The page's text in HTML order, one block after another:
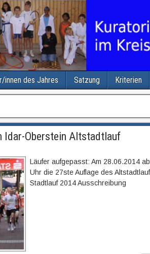
innen des Jahres Satzung Kriterien
Idar-Oberstein Altstadtlauf
Läufer aufgepasst: Am 28.06.2014
Uhr die 27ste Auflage des
Stadtlauf 2014 Ausschreibung